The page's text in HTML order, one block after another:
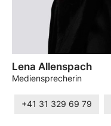
Lena Allenspach
Mediensprecherin
+41 31 329 69 79